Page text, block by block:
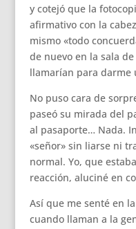
y cotejó que la
afirmativo con la
mismo «todo
de nuevo en la sala
llamarían para darme
No puso cara de
paseó su mirada del
al pasaporte… Nada.
«señor» sin liarse ni
normal. Yo, que
reacción, aluciné en
Así que me senté en
cuando llaman a la